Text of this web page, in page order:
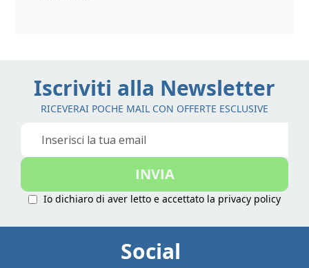
Iscriviti alla Newsletter
RICEVERAI POCHE MAIL CON OFFERTE ESCLUSIVE
Iscriviti
nostra
INVIA
Io dichiaro di aver letto e accettato la privacy policy
Social